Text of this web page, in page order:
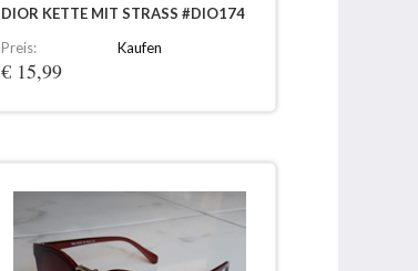
DIOR KETTE MIT STRASS #DIO174
Preis:
€ 15,99
Kaufen